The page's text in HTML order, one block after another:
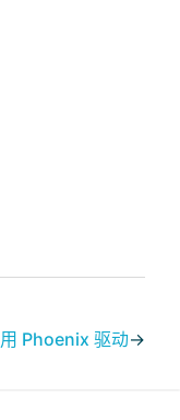
Phoenix 驱动→